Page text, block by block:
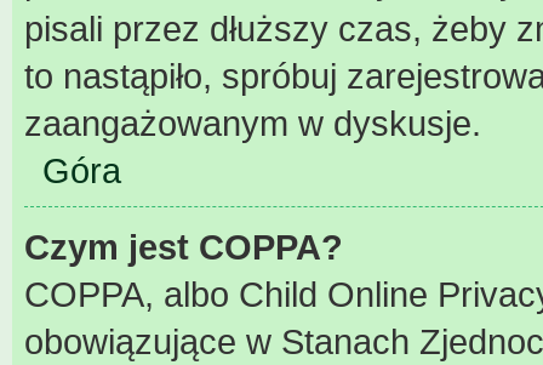
pisali przez dłuższy czas, żeby
to nastąpiło, spróbuj
zaangażowanym w dyskusje.
Góra
Czym jest COPPA?
COPPA, albo Child Online
obowiązujące w Stanach